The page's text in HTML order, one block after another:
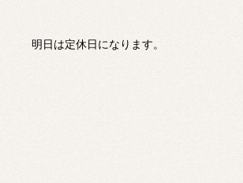
明日は定休日になります。